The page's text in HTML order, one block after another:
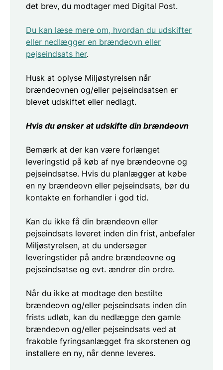
det brev, du modtager med Digital Post.
Du kan læse mere om, hvordan du udskifter
eller nedlægger en brændeovn eller
pejseindsats her.
Husk at oplyse Miljøstyrelsen når
brændeovnen og/eller pejseindsatsen er
blevet udskiftet eller nedlagt.
Hvis du ønsker at udskifte din brændeovn
Bemærk at der kan være forlænget
leveringstid på køb af nye brændeovne og
pejseindsatse. Hvis du planlægger at købe
en ny brændeovn eller pejseindsats, bør du
kontakte en forhandler i god tid.
Kan du ikke få din brændeovn eller
pejseindsats leveret inden din frist, anbefaler
Miljøstyrelsen, at du undersøger
leveringstider på andre brændeovne og
pejseindsatse og evt. ændrer din ordre.
Når du ikke at modtage den bestilte
brændeovn og/eller pejseindsats inden din
frists udløb, kan du nedlægge den gamle
brændeovn og/eller pejseindsats ved at
frakoble fyringsanlægget fra skorstenen og
installere en ny, når denne leveres.